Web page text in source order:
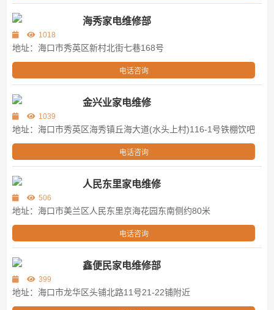
海秀家电维修部
1018
地址：海口市秀英区新村北街七巷168号
电话咨询
金兴业家电维修
1039
地址：海口市秀英区海秀镇丘海大道(水头上村)116-1号铁棚饮吧
电话咨询
人民东里家电维修
506
地址：海口市美兰区人民东里京海花园东南侧约80米
电话咨询
鑫便民家电维修部
399
地址：海口市龙华区头铺北路11号21-22铺附近